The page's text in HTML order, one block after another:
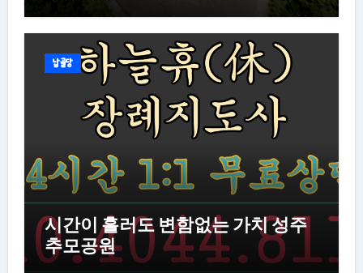
납골당
시간이 흘러도 변함없는 가치 성주
추모공원